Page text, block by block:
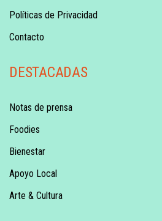
Políticas de Privacidad
Contacto
DESTACADAS
Notas de prensa
Foodies
Bienestar
Apoyo Local
Arte & Cultura